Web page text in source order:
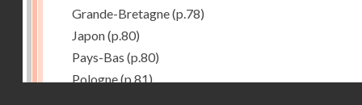
Grande-Bretagne(p.78)
Japon(p.80)
Pays-Bas (p.80)
Pologne(p.81)